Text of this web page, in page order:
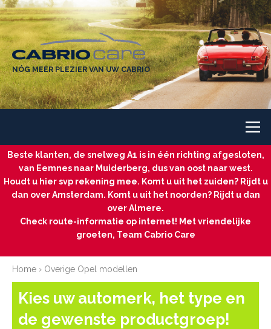
NÓG MEER PLEZIER VAN UW CABRIO
Beste klanten, de snelweg A1 is in één richting afgesloten,
van Eemnes naar Muiderberg, dus van oost naar west.
Houdt u hier svp rekening mee. Komt u uit het zuiden? Rijdt u
dan over Amsterdam. Komt u uit het noorden? Rijdt u dan
over Almere.
Check route-informatie op internet! Met vriendelijke
groeten, Team Cabrio Care
Home › Overige Opel modellen
Kies uw automerk, het type en
de gewenste productgroep!